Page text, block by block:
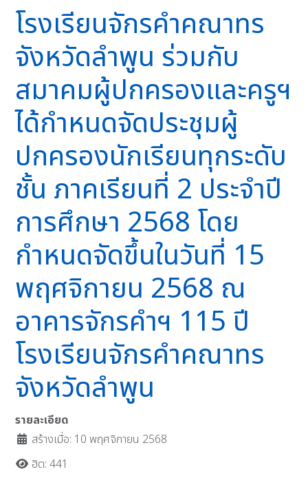
โรงเรียนจักรคำคณาทร
จังหวัดลำพูน ร่วมกับ
สมาคมผู้ปกครองและครูฯ
ได้กำหนดจัดประชุมผู้
ปกครองนักเรียนทุกระดับ
ชั้น ภาคเรียนที่ 2 ประจำปี
การศึกษา 2568 โดย
กำหนดจัดขึ้นในวันที่ 15
พฤศจิกายน 2568 ณ
อาคารจักรคำฯ 115 ปี
โรงเรียนจักรคำคณาทร
จังหวัดลำพูน
รายละเอียด
สร้างเมื่อ: 10 พฤศจิกายน 2568
ฮิต: 441